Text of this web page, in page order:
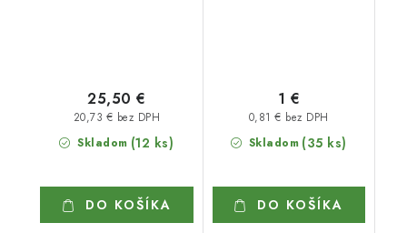
Skladom (12 ks)
20,73 € bez DPH
25,50 €
DO KOŠÍKA
Skladom (35 ks)
0,81 € bez DPH
1 €
DO KOŠÍKA